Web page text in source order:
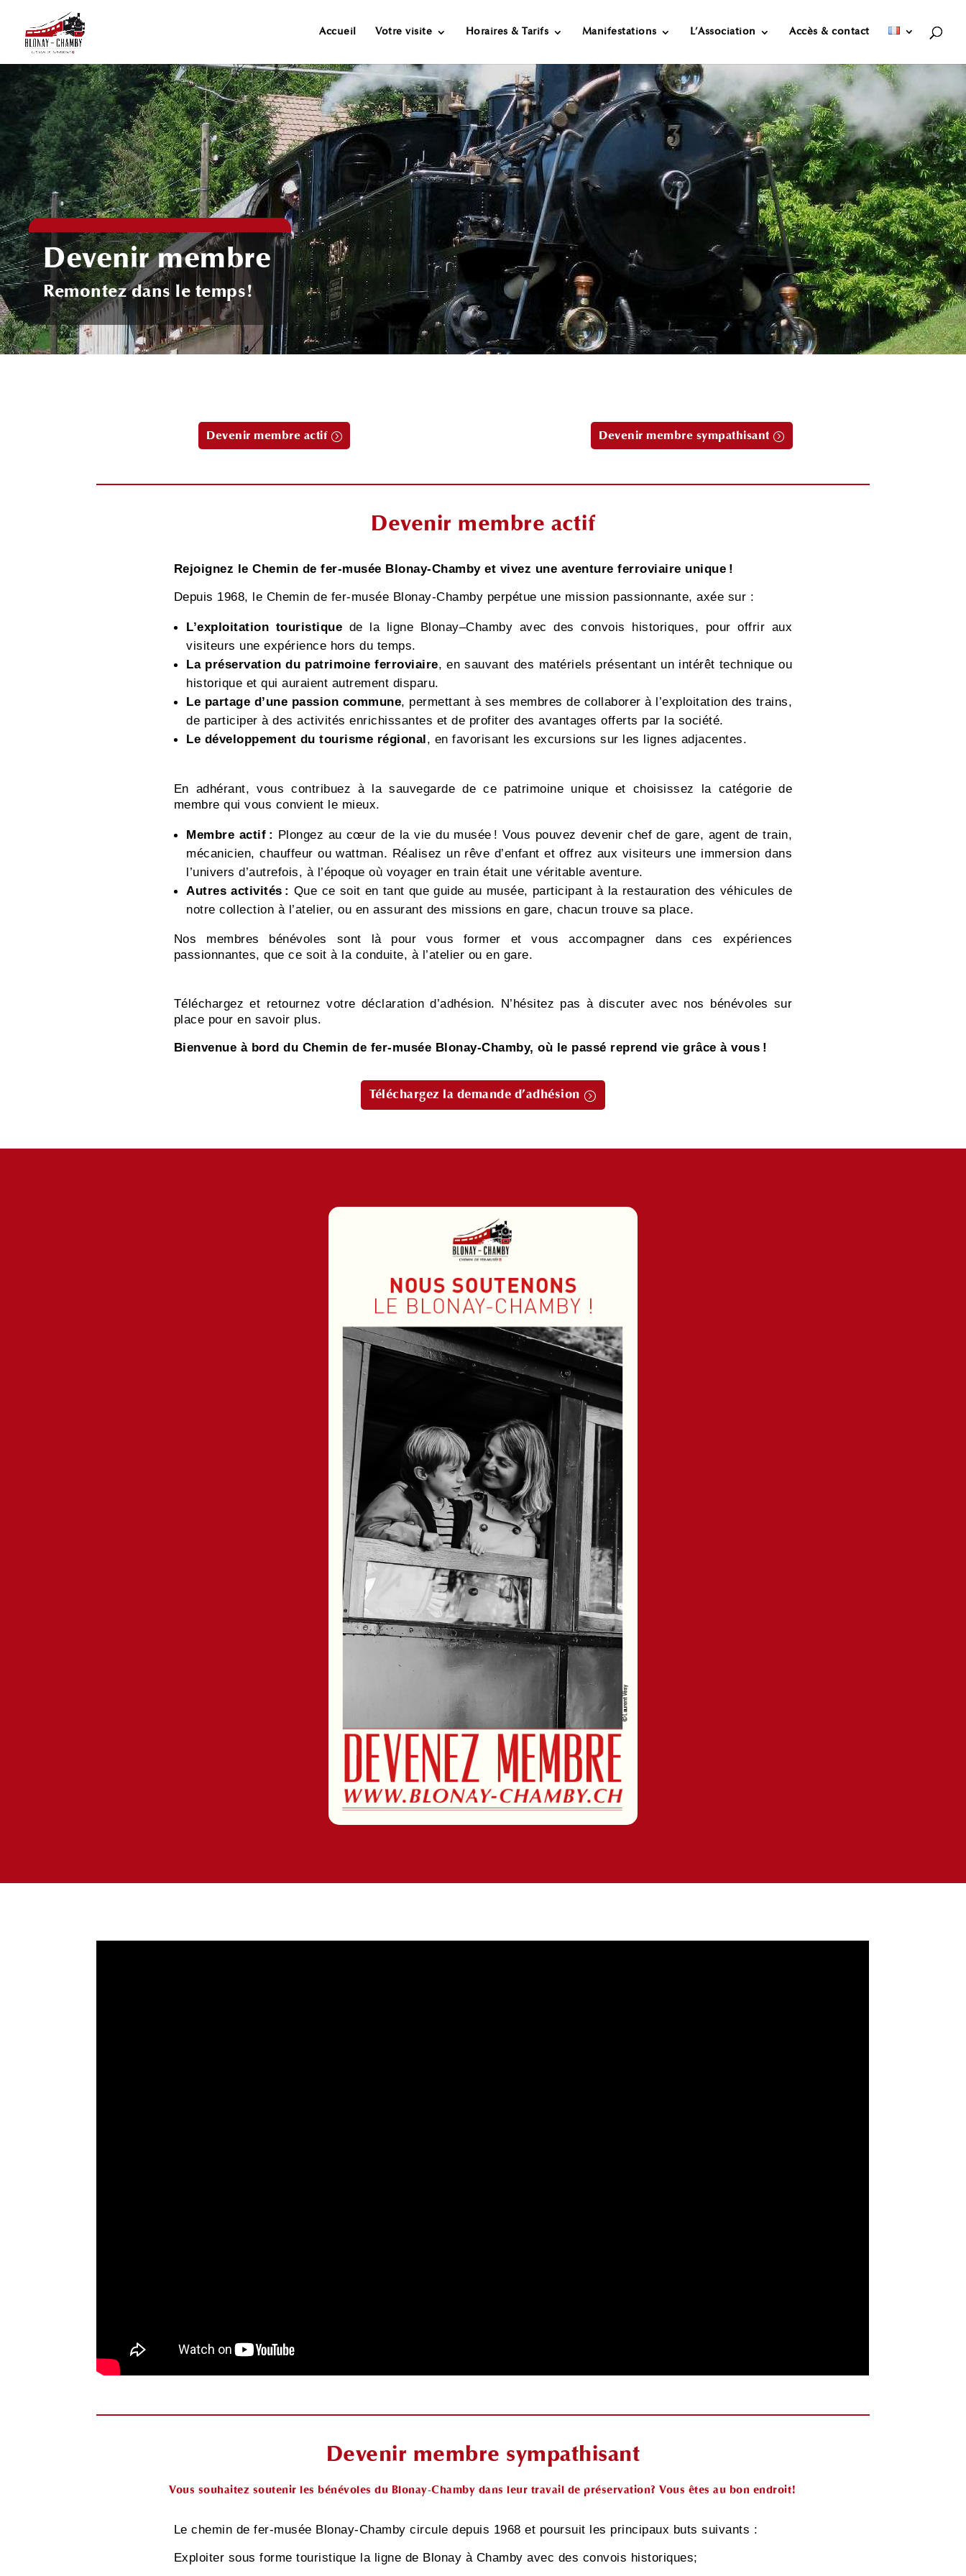
Accueil Votre visite Horaires & Tarifs Manifestations L’Association Accès & contact
Devenir membre
Remontez dans le temps!
Devenir membre actif Devenir membre sympathisant
Devenir membre actif
Rejoignez le Chemin de fer-musée Blonay-Chamby et vivez une aventure ferroviaire unique !
Depuis 1968, le Chemin de fer-musée Blonay-Chamby perpétue une mission passionnante, axée sur :
L’exploitation touristique de la ligne Blonay–Chamby avec des convois historiques, pour offrir aux
visiteurs une expérience hors du temps.
La préservation du patrimoine ferroviaire, en sauvant des matériels présentant un intérêt technique ou
historique et qui auraient autrement disparu.
Le partage d’une passion commune, permettant à ses membres de collaborer à l’exploitation des trains,
de participer à des activités enrichissantes et de profiter des avantages offerts par la société.
Le développement du tourisme régional, en favorisant les excursions sur les lignes adjacentes.
En adhérant, vous contribuez à la sauvegarde de ce patrimoine unique et choisissez la catégorie de
membre qui vous convient le mieux.
Membre actif : Plongez au cœur de la vie du musée ! Vous pouvez devenir chef de gare, agent de train,
mécanicien, chauffeur ou wattman. Réalisez un rêve d’enfant et offrez aux visiteurs une immersion dans
l’univers d’autrefois, à l’époque où voyager en train était une véritable aventure.
Autres activités : Que ce soit en tant que guide au musée, participant à la restauration des véhicules de
notre collection à l’atelier, ou en assurant des missions en gare, chacun trouve sa place.
Nos membres bénévoles sont là pour vous former et vous accompagner dans ces expériences
passionnantes, que ce soit à la conduite, à l’atelier ou en gare.
Téléchargez et retournez votre déclaration d’adhésion. N’hésitez pas à discuter avec nos bénévoles sur
place pour en savoir plus.
Bienvenue à bord du Chemin de fer-musée Blonay-Chamby, où le passé reprend vie grâce à vous !
Téléchargez la demande d’adhésion
Devenir membre sympathisant
Vous souhaitez soutenir les bénévoles du Blonay-Chamby dans leur travail de préservation? Vous êtes au bon endroit!
Le chemin de fer-musée Blonay-Chamby circule depuis 1968 et poursuit les principaux buts suivants :
Exploiter sous forme touristique la ligne de Blonay à Chamby avec des convois historiques;